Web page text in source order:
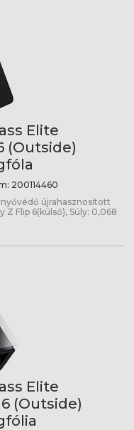
Elite
(Outside)
200114460
újrahasznosított
Flip 6(külső), Súly: 0,068
Elite
(Outside)